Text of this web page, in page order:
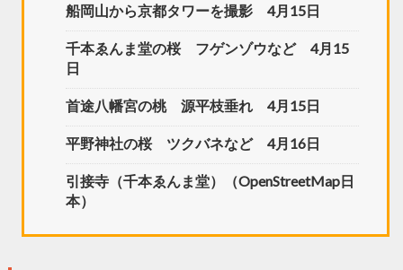
船岡山から京都タワーを撮影 4月15日
千本ゑんま堂の桜 フゲンゾウなど 4月15
日
首途八幡宮の桃 源平枝垂れ 4月15日
平野神社の桜 ツクバネなど 4月16日
引接寺（千本ゑんま堂）（OpenStreetMap日
本）